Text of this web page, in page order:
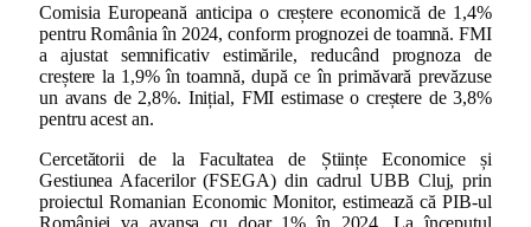
Comisia Europeană anticipa o creștere economică de 1,4%
pentru România în 2024, conform prognozei de toamnă. FMI
a ajustat semnificativ estimările, reducând prognoza de
creștere la 1,9% în toamnă, după ce în primăvară prevăzuse
un avans de 2,8%. Inițial, FMI estimase o creștere de 3,8%
pentru acest an.
Cercetătorii de la Facultatea de Științe Economice și
Gestiunea Afacerilor (FSEGA) din cadrul UBB Cluj, prin
proiectul Romanian Economic Monitor, estimează că PIB-ul
României va avansa cu doar 1% în 2024. La începutul